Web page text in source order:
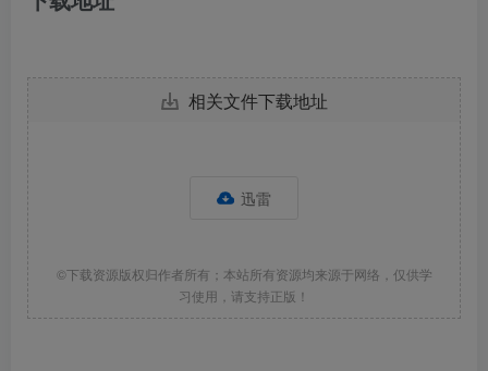
相关文件下载地址
迅雷
©下载资源版权归作者所有；本站所有资源均来源于网络，仅供学
习使用，请支持正版！